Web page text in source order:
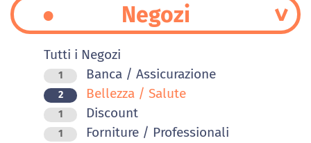
Negozi
Tutti i Negozi
1 Banca / Assicurazione
2 Bellezza / Salute
1 Discount
1 Forniture / Professionali